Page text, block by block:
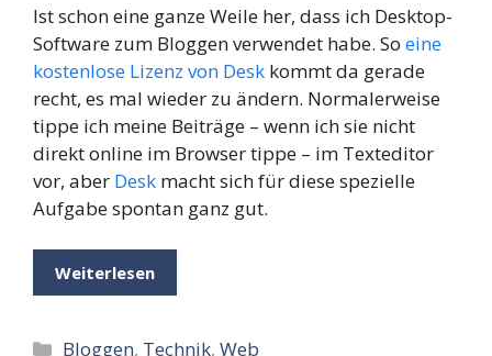
Ist schon eine ganze Weile her, dass ich Desktop-
Software zum Bloggen verwendet habe. So eine
kostenlose Lizenz von Desk kommt da gerade
recht, es mal wieder zu ändern. Normalerweise
tippe ich meine Beiträge – wenn ich sie nicht
direkt online im Browser tippe – im Texteditor
vor, aber Desk macht sich für diese spezielle
Aufgabe spontan ganz gut.
Weiterlesen
Kategorien
Bloggen, Technik,Web